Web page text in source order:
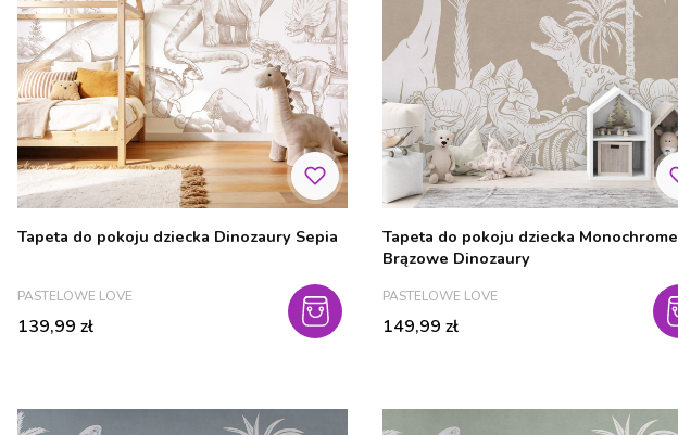
Tapeta do pokoju dziecka Dinozaury Sepia
PRODUCENT
PASTELOWE LOVE
Cena
139,99 zł
Tapeta do pokoju dziecka Monochrome
Brązowe Dinozaury
PRODUCENT
PASTELOWE LOVE
Cena
149,99 zł